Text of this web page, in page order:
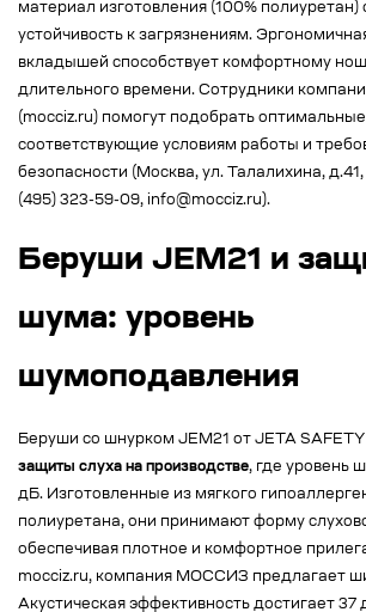
материал изготовления (100% полиуретан)
устойчивость к загрязнениям.
вкладышей способствует комфортному
длительного времени. Сотрудники
(mocciz.ru) помогут подобрать
соответствующие условиям работы и
безопасности (Москва, ул. Талалихина,
(495) 323-59-09, info@mocciz.ru).
Беруши JEM21 и
шума: уровень
шумоподавления
Беруши со шнурком JEM21 от JETA
защиты слуха на производстве, где уровень
дБ. Изготовленные из мягкого
полиуретана, они принимают форму
обеспечивая плотное и комфортное
mocciz.ru, компания МОССИЗ предлагает
Акустическая эффективность достигает 37